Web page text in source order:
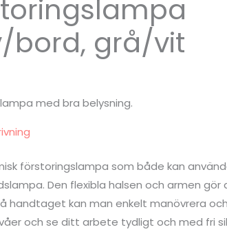
bord, grå/vit
med bra belysning.
förstoringslampa som både kan
Den flexibla halsen och armen
handtaget kan man enkelt manövrera
och se ditt arbete tydligt och med fri